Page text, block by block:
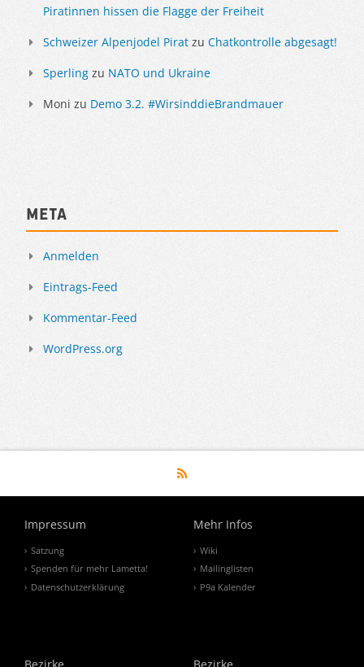
Piratinnen hissen die Flagge der Freiheit
Schweizer Alpenjodel Pirat zu Chatkontrolle abgesagt!
Sperling zu NATO und Ukraine
Moni zu Demo 3.2. #WirsinddieBrandmauer
Meta
Anmelden
Eintrags-Feed
Kommentar-Feed
WordPress.org
Impressum
Satzung
Spenden für mehr Lametta!
Datenschutzerklärung
Mehr Infos
Wiki
Mailinglisten
P9a Kalender